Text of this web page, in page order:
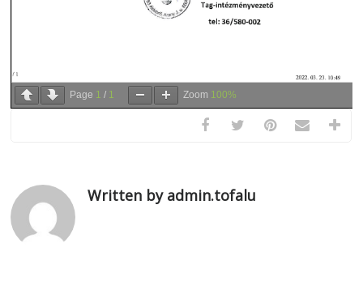
Page 1 / 1 Zoom 100%
Written by admin.tofalu